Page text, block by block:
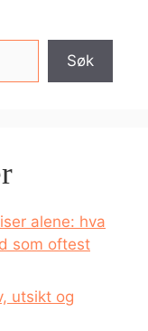
Søk
alene: hva
som oftest
utsikt og